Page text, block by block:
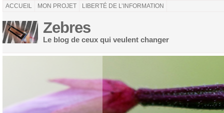
ACCUEIL MON PROJET LIBERTÉ DE L’INFORMATION
Zebres
Le blog de ceux qui veulent changer